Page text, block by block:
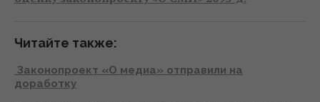
Читайте также:
Законопроект «О медиа» отправили на
доработку